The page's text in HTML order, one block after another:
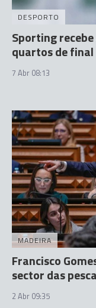
DESPORTO
Sporting
quartos de final
7 Abr 08:13
MADEIRA
Francisco
sector das
2 Abr 09:35